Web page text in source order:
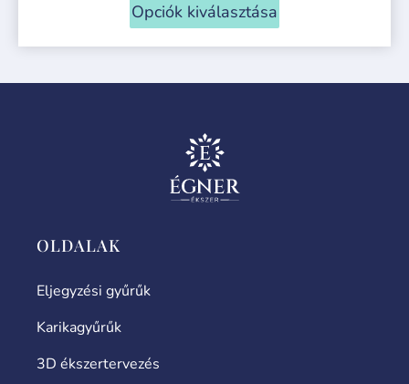
Opciók kiválasztása
OLDALAK
Eljegyzési gyűrűk
Karikagyűrűk
3D ékszertervezés